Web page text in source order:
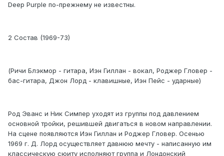
Deep Purple по-прежнему не известны.
2 Состав (1969-73)
(Ричи Блэкмор - гитара, Иэн Гиллан - вокал, Роджер Гловер -
бас-гитара, Джон Лорд - клавишные, Иэн Пейс - ударные)
Род Эванс и Ник Симпер уходят из группы под давлением
основной тройки, решившей двигаться в новом направлении.
На сцене появляются Иэн Гиллан и Роджер Гловер. Осенью
1969 г. Д. Лорд осуществляет давнюю мечту - написанную им
классическую сюиту исполняют группа и Лондонский